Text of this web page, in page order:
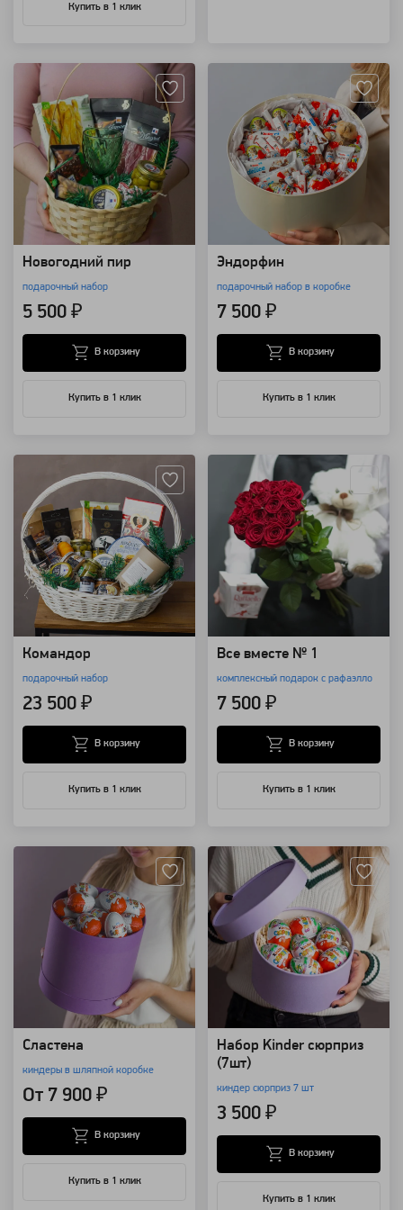
Купить в 1 клик
Новогодний пир
подарочный набор
5 500 ₽
Купить в 1 клик
В корзину
Эндорфин
подарочный набор в коробке
7 500 ₽
Купить в 1 клик
В корзину
Командор
подарочный набор
23 500 ₽
Купить в 1 клик
В корзину
Все вместе № 1
комплексный подарок с рафаэлло
7 500 ₽
Купить в 1 клик
В корзину
Сластена
киндеры в шляпной коробке
От 7 900 ₽
Купить в 1 клик
В корзину
Набор Kinder сюрприз
(7шт)
киндер сюрприз 7 шт
3 500 ₽
Купить в 1 клик
В корзину